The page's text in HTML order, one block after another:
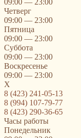
09:00 — 23:00
Четверг
09:00 — 23:00
Пятница
09:00 — 23:00
Суббота
09:00 — 23:00
Воскресенье
09:00 — 23:00
X
8 (423) 241-05-13
8 (994) 107-79-77
8 (423) 290-36-65
Часы работы
Понедельник